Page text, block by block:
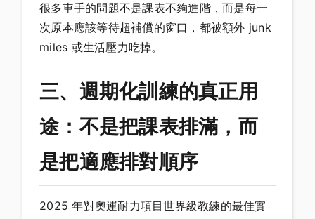
很多車手的問題不是課表不夠進階，而是每一
次原本應該等待超補償的窗口，都被額外 junk
miles 或生活壓力吃掉。
三、週期化訓練的真正用
途：不是把課表排滿，而
是把適應排對順序
2025 年對奧運耐力項目世界級教練的最佳實